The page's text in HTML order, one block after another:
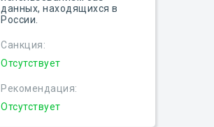
Санкция:
данных, находящихся в
России.
Рекомендация:
Отсутствует
Отсутствует